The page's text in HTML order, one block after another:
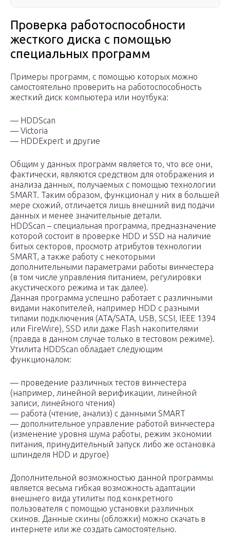
Проверка работоспособности
жесткого диска с помощью
специальных программ
Примеры программ, с помощью которых можно
самостоятельно проверить на работоспособность
жесткий диск компьютера или ноутбука:
— HDDScan
— Victoria
— HDDExpert и другие
Общим у данных программ является то, что все они,
фактически, являются средством для отображения и
анализа данных, получаемых с помощью технологии
SMART. Таким образом, функционал у них в большей
мере схожий, отличается лишь внешний вид подачи
данных и менее значительные детали.
HDDScan – специальная программа, предназначение
которой состоит в проверке HDD и SSD на наличие
битых секторов, просмотр атрибутов технологии
SMART, а также работу с некоторыми
дополнительными параметрами работы винчестера
(в том числе управления питанием, регулировки
акустического режима и так далее).
Данная программа успешно работает с различными
видами накопителей, например HDD с разными
типами подключения (ATA/SATA, USB, SCSI, IEEE 1394
или FireWire), SSD или даже Flash накопителями
(правда в данном случае только в тестовом режиме).
Утилита HDDScan обладает следующим
функционалом:
— проведение различных тестов винчестера
(например, линейной верификации, линейной
записи, линейного чтения)
— работа (чтение, анализ) с данными SMART
— дополнительное управление работой винчестера
(изменение уровня шума работы, режим экономии
питания, принудительный запуск либо же остановка
шпинделя HDD и другое)
Дополнительной возможностью данной программы
является весьма гибкая возможность адаптации
внешнего вида утилиты под конкретного
пользователя с помощью установки различных
скинов. Данные скины (обложки) можно скачать в
интернете или же создать самостоятельно.